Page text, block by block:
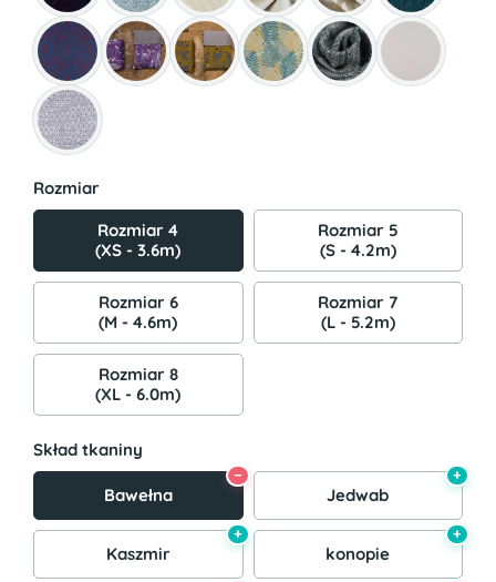
Rozmiar
Rozmiar 4
(XS - 3.6m)
Rozmiar 5
(S - 4.2m)
Rozmiar 6
(M - 4.6m)
Rozmiar 7
(L - 5.2m)
Rozmiar 8
(XL - 6.0m)
Skład tkaniny
Bawełna
−
Jedwab
+
Kaszmir
+
konopie
+